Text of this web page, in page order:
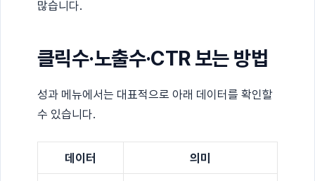
많습니다.
클릭수·노출수·CTR 보는 방법
성과 메뉴에서는 대표적으로 아래 데이터를 확인할
수 있습니다.
데이터 의미